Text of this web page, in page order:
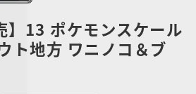
】13 ポケモンスケール
ト地方 ワニノコ＆ブ